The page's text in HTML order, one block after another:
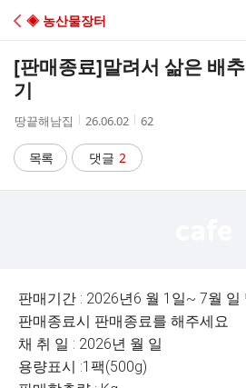
C
A
◈ 농산물장터
[판매종료]말려서 삶은 배
기
작
자
땅끝해남집
작
시
간
26.06.02
조
수
62
목록 댓글 2
판매기간 : 2026년6 월 1일~ 7월
판매종료시 판매종료를 해주세요
채 취 일 : 2026년 월 일
용량표시 :1팩(500g)